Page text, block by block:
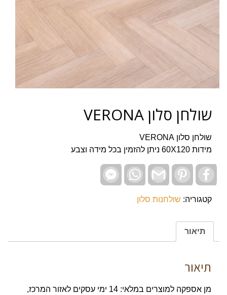
שולחן סלון VERONA
שולחן סלון VERONA
מידות 60X120 ניתן להזמין בכל מידה וצבע
Facebook
Pinterest
Gmail
WhatsApp
Facebook
Messenger
קטגוריה: שולחנות סלון
תיאור
תיאור
מן אספקה למוצרים במלאי: 14 ימי עסקים לאזור המרכז,